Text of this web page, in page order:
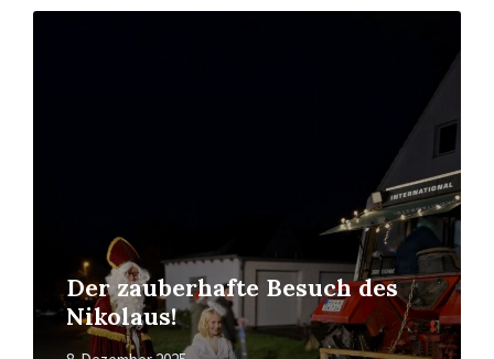
Der zauberhafte Besuch des
Nikolaus!
Read